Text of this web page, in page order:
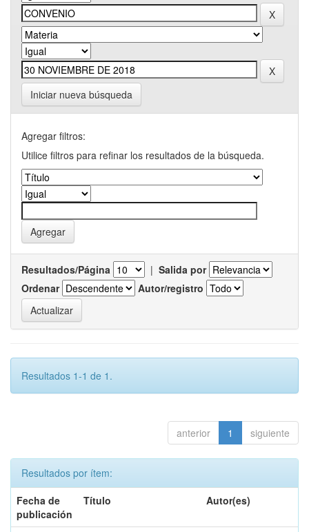
Iniciar nueva búsqueda
Agregar filtros:
Utilice filtros para refinar los resultados de la búsqueda.
Resultados/Página | Salida por
Ordenar
Autor/registro
Resultados 1-1 de 1.
anterior 1 siguiente
Resultados por ítem:
Fecha de
publicación
Título Autor(es)